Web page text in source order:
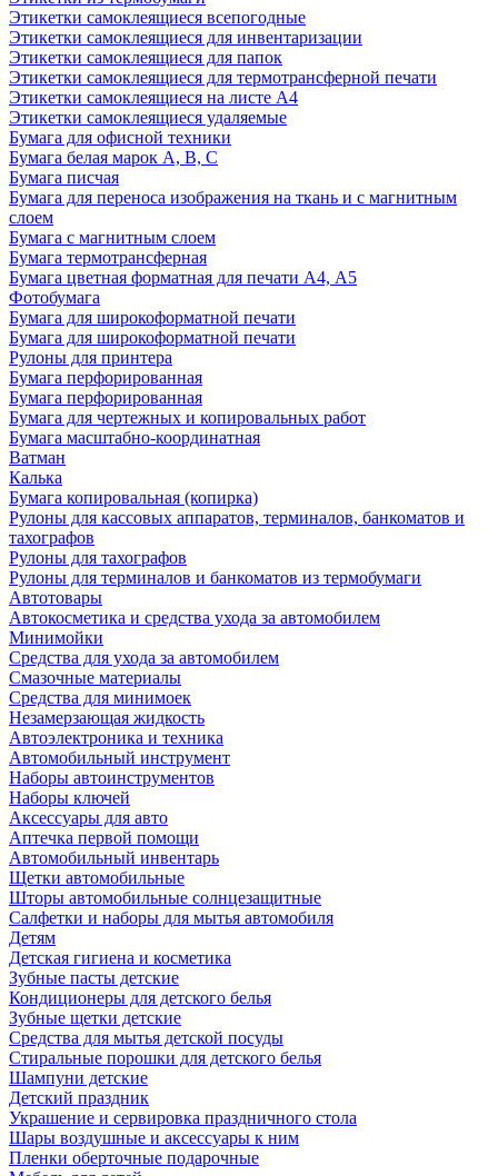
Этикетки самоклеящиеся всепогодные
Этикетки самоклеящиеся для инвентаризации
Этикетки самоклеящиеся для папок
Этикетки самоклеящиеся для термотрансферной печати
Этикетки самоклеящиеся на листе А4
Этикетки самоклеящиеся удаляемые
Бумага для офисной техники
Бумага белая марок А, В, С
Бумага писчая
Бумага для переноса изображения на ткань и с магнитным
слоем
Бумага с магнитным слоем
Бумага термотрансферная
Бумага цветная форматная для печати А4, А5
Фотобумага
Бумага для широкоформатной печати
Бумага для широкоформатной печати
Рулоны для принтера
Бумага перфорированная
Бумага перфорированная
Бумага для чертежных и копировальных работ
Бумага масштабно-координатная
Ватман
Калька
Бумага копировальная (копирка)
Рулоны для кассовых аппаратов, терминалов, банкоматов и
тахографов
Рулоны для тахографов
Рулоны для терминалов и банкоматов из термобумаги
Автотовары
Автокосметика и средства ухода за автомобилем
Минимойки
Средства для ухода за автомобилем
Смазочные материалы
Средства для минимоек
Незамерзающая жидкость
Автоэлектроника и техника
Автомобильный инструмент
Наборы автоинструментов
Наборы ключей
Аксессуары для авто
Аптечка первой помощи
Автомобильный инвентарь
Щетки автомобильные
Шторы автомобильные солнцезащитные
Салфетки и наборы для мытья автомобиля
Детям
Детская гигиена и косметика
Зубные пасты детские
Кондиционеры для детского белья
Зубные щетки детские
Средства для мытья детской посуды
Стиральные порошки для детского белья
Шампуни детские
Детский праздник
Украшение и сервировка праздничного стола
Шары воздушные и аксессуары к ним
Пленки оберточные подарочные